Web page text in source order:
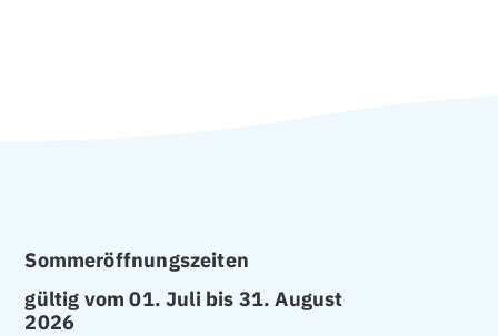
Sommeröffnungszeiten
gültig vom 01. Juli bis 31. August
2026